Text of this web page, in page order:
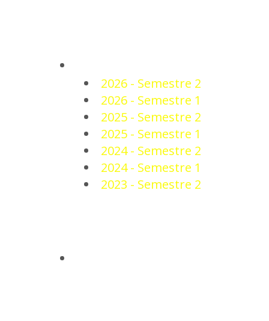
2026 - Semestre 2
2026 - Semestre 1
2025 - Semestre 2
2025 - Semestre 1
2024 - Semestre 2
2024 - Semestre 1
2023 - Semestre 2